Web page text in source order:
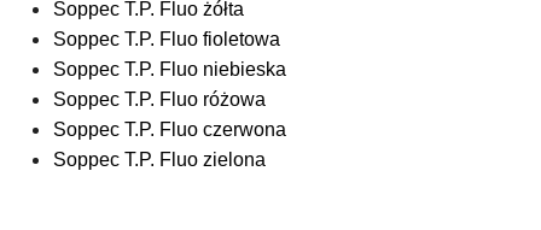
Soppec T.P. Fluo żółta
Soppec T.P. Fluo fioletowa
Soppec T.P. Fluo niebieska
Soppec T.P. Fluo różowa
Soppec T.P. Fluo czerwona
Soppec T.P. Fluo zielona